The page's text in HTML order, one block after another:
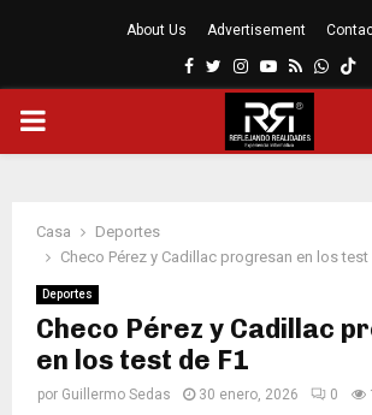
About Us Advertisement
Facebook
Twitter
Instagram
Youtube
Rss
MENÚ
Casa
Deportes
Checo Pérez y Cadillac progresan en los test
Deportes
Checo Pérez y Cadillac
en los test de F1
por Guillermo Sedas 30 enero, 2026 0